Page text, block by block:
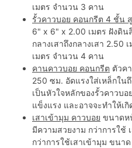
เมตร จำนวน 3 คาน
รั้วคาวบอย คอนกรีต 4 ชั้น
6" x 6" x 2.00 เมตร ฝังดิ
กลางเสาถึงกลางเสา
เมตร จำนวน 4 คาน
คานคาวบอย คอนกรีต ตัวค
250 ซม. อัดแรงใส่เหล็กใน
เป็นหัวใจหลักของรั้วคาวบ
แข็งแรง และอาจจะทำให้เ
เสาเข้ามุม คาวบอย ขนาดห
มีความสวยงาม กว่าการใช้
กว่าการใช้เสาเข้ามุม ขนา